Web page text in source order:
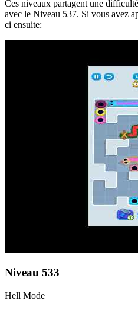
Ces niveaux partagent une
avec le Niveau 537. Si vous avez
ci ensuite:
Niveau 533
Hell Mode